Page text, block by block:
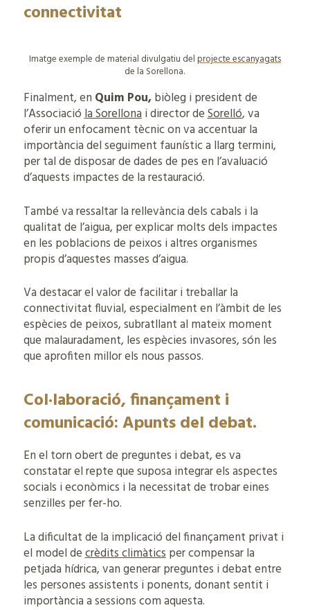
connectivitat
Imatge exemple de material divulgatiu delprojecte escanyagats
de la Sorellona.
Finalment, en Quim Pou, biòleg i president de
l’Associacióla Sorellonai director deSorelló, va
oferir un enfocament tècnic on va accentuar la
importància del seguiment faunístic a llarg termini,
per tal de disposar de dades de pes en l’avaluació
d’aquests impactes de la restauració.
També va ressaltar la rellevància dels cabals i la
qualitat de l’aigua, per explicar molts dels impactes
en les poblacions de peixos i altres organismes
propis d’aquestes masses d’aigua.
Va destacar el valor de facilitar i treballar la
connectivitat fluvial, especialment en l’àmbit de les
espècies de peixos, subratllant al mateix moment
que malauradament, les espècies invasores, són les
que aprofiten millor els nous passos.
Col·laboració, finançament i
comunicació: Apunts del debat.
En el torn obert de preguntes i debat, es va
constatar el repte que suposa integrar els aspectes
socials i econòmics i la necessitat de trobar eines
senzilles per fer-ho.
La dificultat de la implicació del finançament privat i
el model decrèdits climàticsper compensar la
petjada hídrica, van generar preguntes i debat entre
les persones assistents i ponents, donant sentit i
importància a sessions com aquesta.